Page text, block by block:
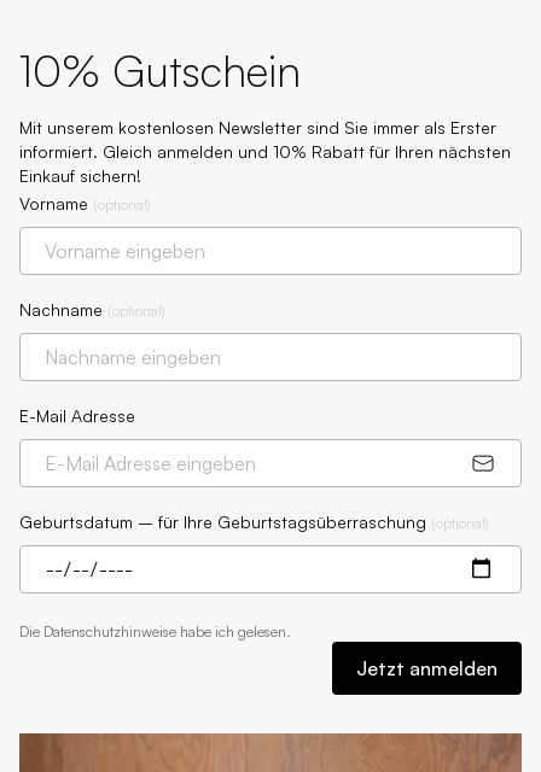
10% Gutschein
Mit unserem kostenlosen Newsletter sind Sie immer als Erster
informiert. Gleich anmelden und 10% Rabatt für Ihren nächsten
Einkauf sichern!
Vorname (optional)
Nachname (optional)
E-Mail Adresse
Geburtsdatum – für Ihre Geburtstagsüberraschung (optional)
Die Datenschutzhinweise habe ich gelesen.
Jetzt anmelden